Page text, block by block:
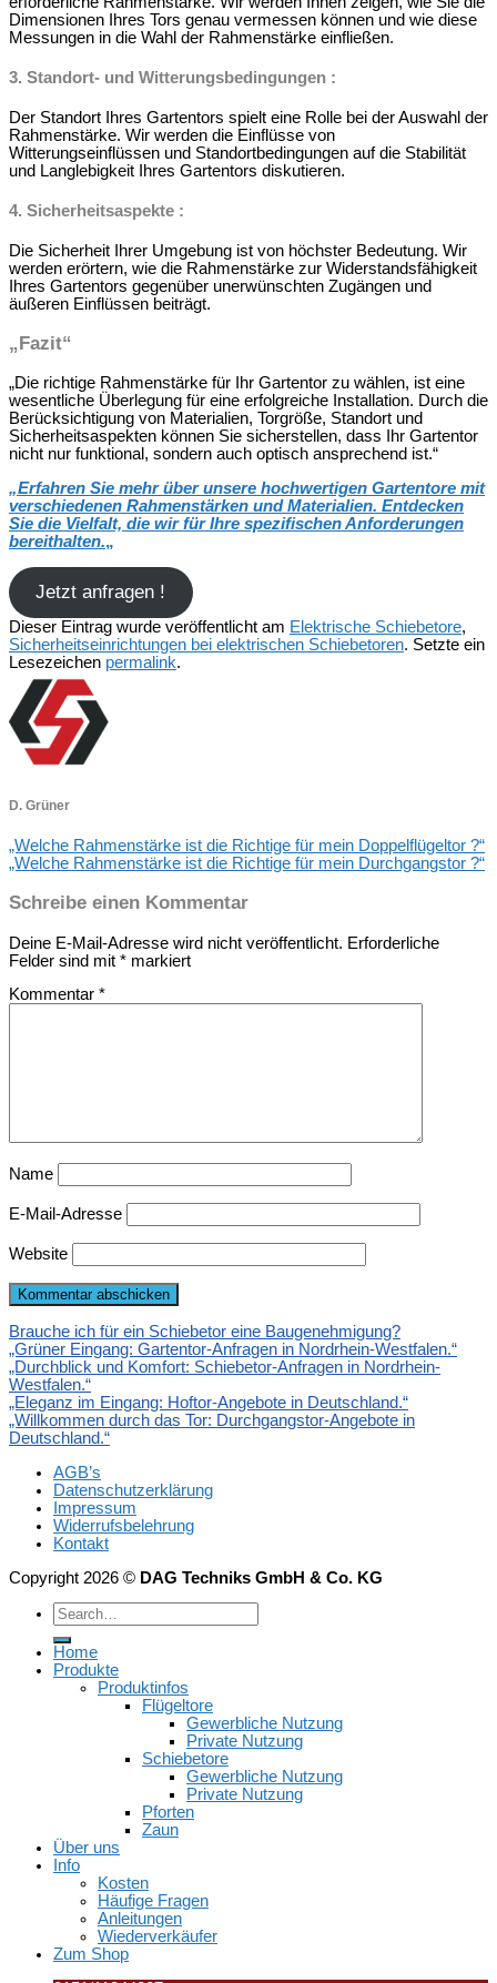
Dimensionen Ihres Tors genau vermessen können und wie diese
Messungen in die Wahl der Rahmenstärke einfließen.
3. Standort- und Witterungsbedingungen :
Der Standort Ihres Gartentors spielt eine Rolle bei der Auswahl der
Rahmenstärke. Wir werden die Einflüsse von
Witterungseinflüssen und Standortbedingungen auf die Stabilität
und Langlebigkeit Ihres Gartentors diskutieren.
4. Sicherheitsaspekte :
Die Sicherheit Ihrer Umgebung ist von höchster Bedeutung. Wir
werden erörtern, wie die Rahmenstärke zur Widerstandsfähigkeit
Ihres Gartentors gegenüber unerwünschten Zugängen und
äußeren Einflüssen beiträgt.
„Fazit“
„Die richtige Rahmenstärke für Ihr Gartentor zu wählen, ist eine
wesentliche Überlegung für eine erfolgreiche Installation. Durch die
Berücksichtigung von Materialien, Torgröße, Standort und
Sicherheitsaspekten können Sie sicherstellen, dass Ihr Gartentor
nicht nur funktional, sondern auch optisch ansprechend ist.“
„Erfahren Sie mehr über unsere hochwertigen Gartentore mit
verschiedenen Rahmenstärken und Materialien. Entdecken
Sie die Vielfalt, die wir für Ihre spezifischen Anforderungen
bereithalten.„
Jetzt anfragen !
Dieser Eintrag wurde veröffentlicht am Elektrische Schiebetore,
Sicherheitseinrichtungen bei elektrischen Schiebetoren. Setzte ein
Lesezeichen permalink.
D. Grüner
„Welche Rahmenstärke ist die Richtige für mein Doppelflügeltor ?“
„Welche Rahmenstärke ist die Richtige für mein Durchgangstor ?“
Schreibe einen Kommentar
Deine E-Mail-Adresse wird nicht veröffentlicht. Erforderliche
Felder sind mit * markiert
Kommentar *
Name
E-Mail-Adresse
Website
Brauche ich für ein Schiebetor eine Baugenehmigung?
„Grüner Eingang: Gartentor-Anfragen in Nordrhein-Westfalen.“
„Durchblick und Komfort: Schiebetor-Anfragen in Nordrhein-
Westfalen.“
„Eleganz im Eingang: Hoftor-Angebote in Deutschland.“
„Willkommen durch das Tor: Durchgangstor-Angebote in
Deutschland.“
AGB’s
Datenschutzerklärung
Impressum
Widerrufsbelehrung
Kontakt
Copyright 2026 © DAG Techniks GmbH & Co. KG
Home
Produkte
Produktinfos
Flügeltore
Gewerbliche Nutzung
Private Nutzung
Schiebetore
Gewerbliche Nutzung
Private Nutzung
Pforten
Zaun
Über uns
Info
Kosten
Häufige Fragen
Anleitungen
Wiederverkäufer
Zum Shop